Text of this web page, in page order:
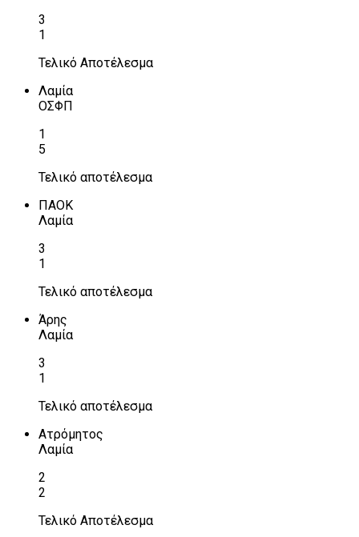
3
1
Τελικό Αποτέλεσμα
Λαμία
ΟΣΦΠ
1
5
Τελικό αποτέλεσμα
ΠΑΟΚ
Λαμία
3
1
Τελικό αποτέλεσμα
Άρης
Λαμία
3
1
Τελικό αποτέλεσμα
Ατρόμητος
Λαμία
2
2
Τελικό Αποτέλεσμα